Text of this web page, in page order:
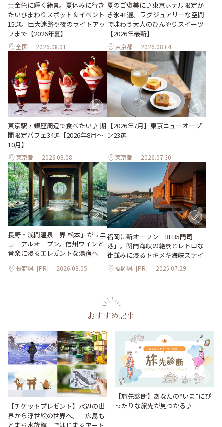
黄金色に輝く絶景。夏休みに行き
たいひまわりスポット＆イベント
15選。巨大迷路や夜のライトアッ
プまで【2026年夏】
全国 2026.08.01
夏のご褒美に♪東京ホテル限定か
き氷41選。ラグジュアリーな空間
で味わう大人のひんやりスイーツ
【2026年最新】
東京都 2026.08.04
東京駅・銀座周辺で食べたい♪ 期
間限定パフェ34選【2026年8月～
10月】
東京都 2026.08.08
【2026年7月】東京ニューオープ
ン23選
東京都 2026.07.30
長野・浅間温泉「界 松本」がリニ
ューアルオープン。信州ワインと
音楽に浸るエレガントな湯宿へ
長野県 [PR] 2026.08.05
福岡に新オープン「BEB5門司
港」。関門海峡の絶景とレトロな
街並みに浸るトキメキ海峡ステイ
福岡県 [PR] 2026.07.29
おすすめ記事
【チケットプレゼント】水辺の世
界から浮世絵の世界へ。「広島も
とまち水族館」ではじまるアート
【旅先診断】あなたの“いま”にぴ
ったりな旅先が見つかる♪